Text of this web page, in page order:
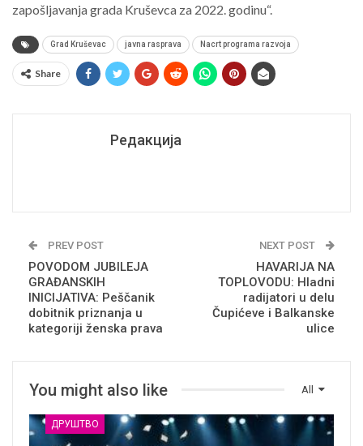
zapošljavanja grada Kruševca za 2022. godinu“.
Grad Kruševac javna rasprava Nacrt programa razvoja
Share
Редакција
PREV POST
POVODOM JUBILEJA
GRAĐANSKIH
INICIJATIVA: Peščanik
dobitnik priznanja u
kategoriji ženska prava
NEXT POST
HAVARIJA NA
TOPLOVODU: Hladni
radijatori u delu
Čupićeve i Balkanske
ulice
All
You might also like
ДРУШТВО